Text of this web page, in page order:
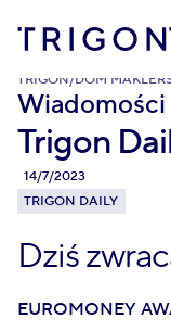
TRIGON/DOM
Wiadomości
Trigon
14/7/2023
TRIGON DAILY
Dziś
EUROMONEY